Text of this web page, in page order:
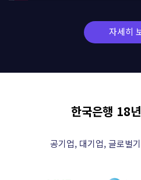
자세히
한국은행 18
공기업, 대기업, 글로벌